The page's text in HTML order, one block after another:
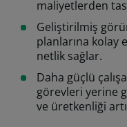
maliyetlerden
Geliştirilmiş
planlarına kolay
netlik sağlar.
Daha güçlü
görevleri yerine
ve üretkenliği